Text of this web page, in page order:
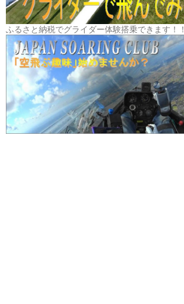
ふるさと納税でグライダー体験搭乗できます！！